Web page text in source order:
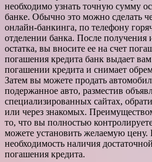
необходимо узнать точную сумму
банке. Обычно это можно сделать
онлайн-банкинга, по телефону
отделении банка. После
остатка, вы вносите ее на счет
погашения кредита банк выдает
погашении кредита и снимает
Затем вы можете продать
подержанное авто, разместив
специализированных сайтах,
или через знакомых.
то, что вы полностью
можете установить желаемую цену.
необходимость наличия
погашения кредита.